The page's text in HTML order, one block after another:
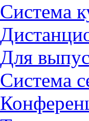
Система
Для
Система